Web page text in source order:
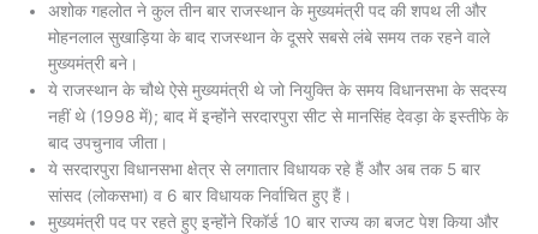
अशोक गहलोत ने कुल तीन बार राजस्थान के मुख्यमंत्री पद की शपथ ली और
मोहनलाल सुखाड़िया के बाद राजस्थान के दूसरे सबसे लंबे समय तक रहने वाले
मुख्यमंत्री बने।
ये राजस्थान के चौथे ऐसे मुख्यमंत्री थे जो नियुक्ति के समय विधानसभा के सदस्य
नहीं थे (1998 में); बाद में इन्होंने सरदारपुरा सीट से मानसिंह देवड़ा के इस्तीफे के
बाद उपचुनाव जीता।
ये सरदारपुरा विधानसभा क्षेत्र से लगातार विधायक रहे हैं और अब तक 5 बार
सांसद (लोकसभा) व 6 बार विधायक निर्वाचित हुए हैं।
मुख्यमंत्री पद पर रहते हुए इन्होंने रिकॉर्ड 10 बार राज्य का बजट पेश किया और